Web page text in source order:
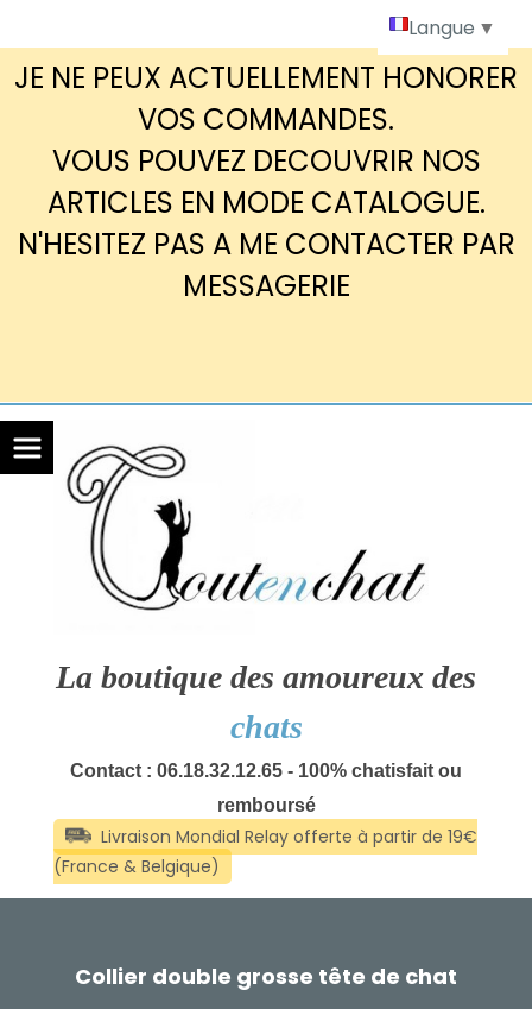
JE NE PEUX ACTUELLEMENT HONORER
VOS COMMANDES.
VOUS POUVEZ DECOUVRIR NOS
ARTICLES EN MODE CATALOGUE.
N'HESITEZ PAS A ME CONTACTER PAR
MESSAGERIE
La boutique des amoureux des
chats
Contact : 06.18.32.12.65 - 100% chatisfait ou
remboursé
Collier double grosse tête de chat
Langue ▼